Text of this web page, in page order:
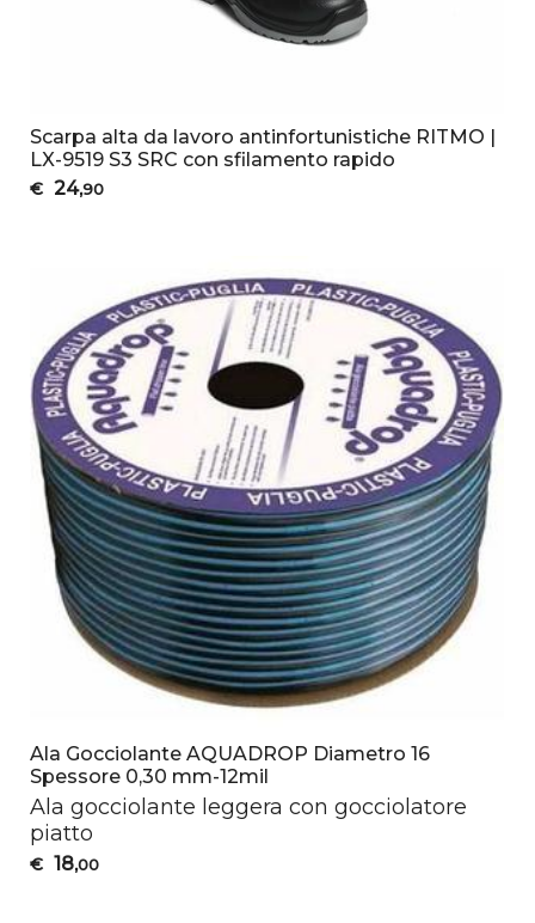
Scarpa alta da lavoro antinfortunistiche RITMO |
LX-9519 S3 SRC con sfilamento rapido
€ 24,90
Ala Gocciolante AQUADROP Diametro 16
Spessore 0,30 mm-12mil
Ala gocciolante leggera con gocciolatore
piatto
€ 18,00